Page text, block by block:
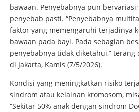
bawaan. Penyebabnya pun
penyebab pasti. “Penyebabnya
faktor yang memengaruhi terjadinya
bawaan pada bayi. Pada sebagian
penyebabnya tidak diketahui,” terang
di Jakarta, Kamis (7/5/2026).
Kondisi yang meningkatkan risiko
sindrom atau kelainan kromosom,
“Sekitar 50% anak dengan sindrom